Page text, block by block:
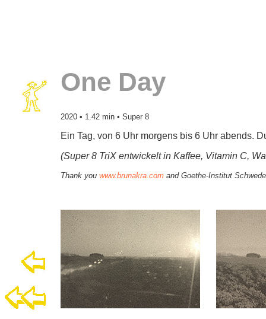
One Day
2020 • 1.42 min • Super 8
Ein Tag, von 6 Uhr morgens bis 6 Uhr abends.
(Super 8 TriX entwickelt in Kaffee, Vitamin C,
Thank you www.brunakra.com and Goethe-Institut